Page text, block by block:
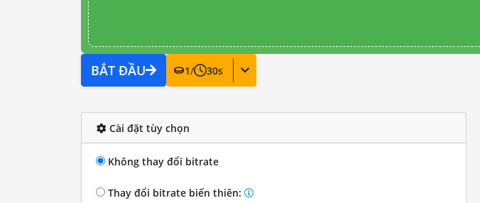
BẮT ĐẦU 1/ 30s
Cài đặt tùy chọn
Không thay đổi bitrate
Thay đổi bitrate biến thiên: